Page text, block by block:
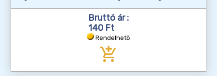
Bruttó ár :
140 Ft
Rendelhető
add_shopping_cart